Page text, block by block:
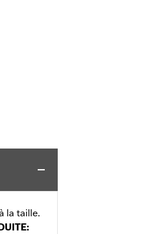
la taille.
: